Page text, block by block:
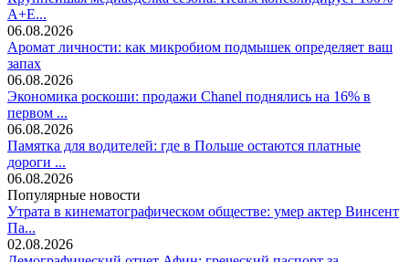
A+E...
06.08.2026
Аромат личности: как микробиом подмышек определяет ваш
запах
06.08.2026
Экономика роскоши: продажи Chanel поднялись на 16% в
первом ...
06.08.2026
Памятка для водителей: где в Польше остаются платные
дороги ...
06.08.2026
Популярные новости
Утрата в кинематографическом обществе: умер актер Винсент
Па...
02.08.2026